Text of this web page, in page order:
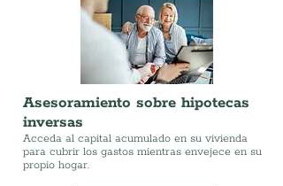
Asesoramiento sobre hipotecas
inversas
Acceda al capital acumulado en su vivienda
para cubrir los gastos mientras envejece en su
propio hogar.